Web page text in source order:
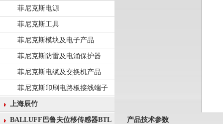
菲尼克斯电源
菲尼克斯工具
菲尼克斯模块及电子产品
菲尼克斯防雷及电涌保护器
菲尼克斯电缆及交换机产品
菲尼克斯印刷电路板接线端子
上海辰竹
BALLUFF巴鲁夫位移传感器BTL 产品技术参数